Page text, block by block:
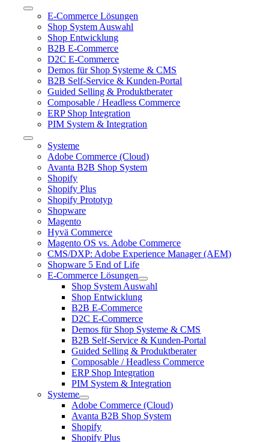
Toggle
Navigation
E-Commerce Lösungen
Shop System Auswahl
Shop Entwicklung
B2B E-Commerce
D2C E-Commerce
Demos für Shop Systeme & CMS
B2B Self-Service & Kunden-Portal
Guided Selling & Produktberater
Composable / Headless Commerce
ERP Shop Integration
PIM System & Integration
Toggle
Navigation
Systeme
Adobe Commerce (Cloud)
Avanta B2B Shop System
Shopify
Shopify Plus
Shopify Prototyp
Shopware
Magento
Hyvä Commerce
Magento OS vs. Adobe Commerce
CMS/DXP: Adobe Experience Manager (AEM)
Shopware 5 End of Life
E-Commerce Lösungen
Shop System Auswahl
Shop Entwicklung
B2B E-Commerce
D2C E-Commerce
Demos für Shop Systeme & CMS
B2B Self-Service & Kunden-Portal
Guided Selling & Produktberater
Composable / Headless Commerce
ERP Shop Integration
PIM System & Integration
Systeme
Adobe Commerce (Cloud)
Avanta B2B Shop System
Shopify
Shopify Plus